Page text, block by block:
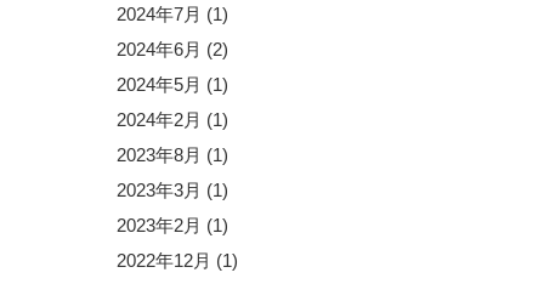
2024年7月 (1)
2024年6月 (2)
2024年5月 (1)
2024年2月 (1)
2023年8月 (1)
2023年3月 (1)
2023年2月 (1)
2022年12月 (1)